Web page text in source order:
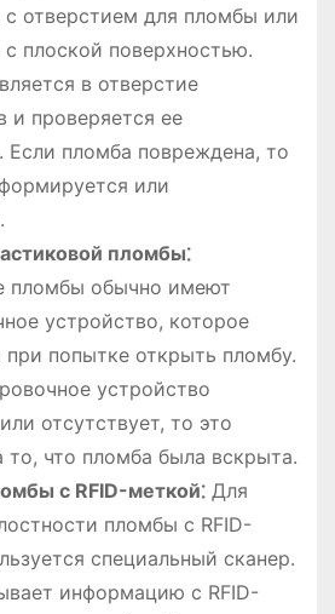
с отверстием для пломбы или
с плоской поверхностью.
в отверстие
и проверяется ее
Если пломба повреждена, то
или
пломбы⁚
пломбы обычно имеют
устройство, которое
при попытке открыть пломбу.
устройство
отсутствует, то это
то, что пломба была вскрыта.
с RFID-меткой⁚Для
пломбы с RFID-
специальный сканер.
информацию с RFID-